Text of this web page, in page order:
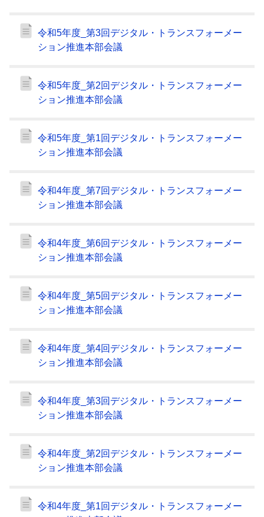
令和5年度_第3回デジタル・トランスフォーメー
ション推進本部会議
令和5年度_第2回デジタル・トランスフォーメー
ション推進本部会議
令和5年度_第1回デジタル・トランスフォーメー
ション推進本部会議
令和4年度_第7回デジタル・トランスフォーメー
ション推進本部会議
令和4年度_第6回デジタル・トランスフォーメー
ション推進本部会議
令和4年度_第5回デジタル・トランスフォーメー
ション推進本部会議
令和4年度_第4回デジタル・トランスフォーメー
ション推進本部会議
令和4年度_第3回デジタル・トランスフォーメー
ション推進本部会議
令和4年度_第2回デジタル・トランスフォーメー
ション推進本部会議
令和4年度_第1回デジタル・トランスフォーメー